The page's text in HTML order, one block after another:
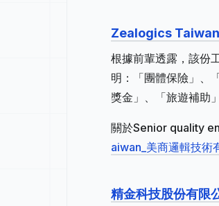
Zealogics
根據前輩透露，該份
明：「團體保險」、
獎金」、「旅遊補助
關於Senior quality
aiwan_美商邏輯技
精金科技股份有限